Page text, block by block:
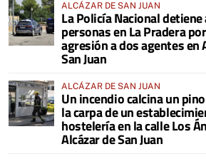
ALCÁZAR DE SAN JUAN
La Policía Nacional detiene
personas en La Pradera
agresión a dos agentes en
San Juan
ALCÁZAR DE SAN JUAN
Un incendio calcina un
la carpa de un
hostelería en la calle Los
Alcázar de San Juan